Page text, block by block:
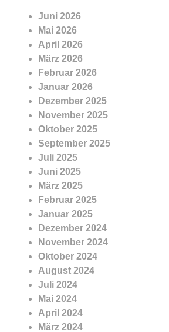
Juni 2026
Mai 2026
April 2026
März 2026
Februar 2026
Januar 2026
Dezember 2025
November 2025
Oktober 2025
September 2025
Juli 2025
Juni 2025
März 2025
Februar 2025
Januar 2025
Dezember 2024
November 2024
Oktober 2024
August 2024
Juli 2024
Mai 2024
April 2024
März 2024